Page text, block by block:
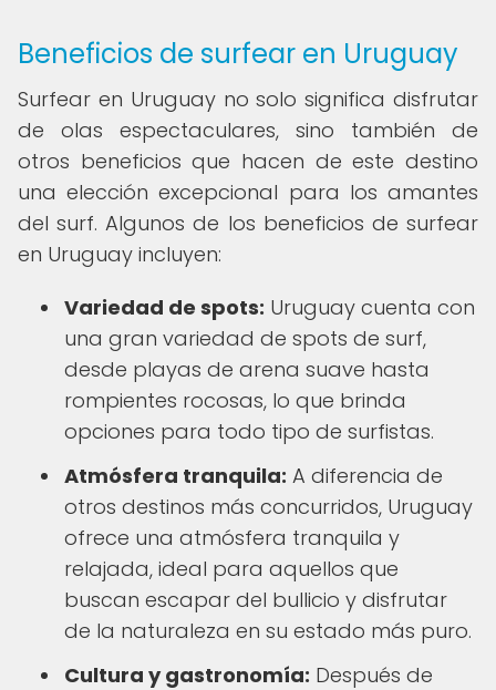
Beneficios de surfear en Uruguay
Surfear en Uruguay no solo significa disfrutar
de olas espectaculares, sino también de
otros beneficios que hacen de este destino
una elección excepcional para los amantes
del surf. Algunos de los beneficios de surfear
en Uruguay incluyen:
Variedad de spots: Uruguay cuenta con
una gran variedad de spots de surf,
desde playas de arena suave hasta
rompientes rocosas, lo que brinda
opciones para todo tipo de surfistas.
Atmósfera tranquila: A diferencia de
otros destinos más concurridos, Uruguay
ofrece una atmósfera tranquila y
relajada, ideal para aquellos que
buscan escapar del bullicio y disfrutar
de la naturaleza en su estado más puro.
Cultura y gastronomía: Después de